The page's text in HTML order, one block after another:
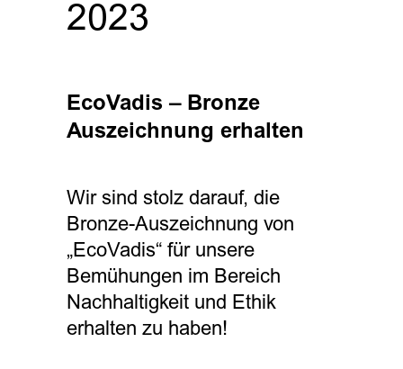
2023
EcoVadis – Bronze
Auszeichnung erhalten
Wir sind stolz darauf, die
Bronze-Auszeichnung von
„EcoVadis“ für unsere
Bemühungen im Bereich
Nachhaltigkeit und Ethik
erhalten zu haben!